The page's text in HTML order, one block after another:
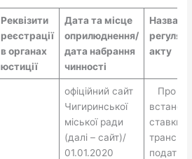
Реквізити
реєстрації
в органах
юстиції
Дата та місце
оприлюднення/
дата набрання
чинності
Назва
акту
офіційний сайт
Чигиринської
міської ради
(далі – сайт)/
01.01.2020
Про
ставки
податку